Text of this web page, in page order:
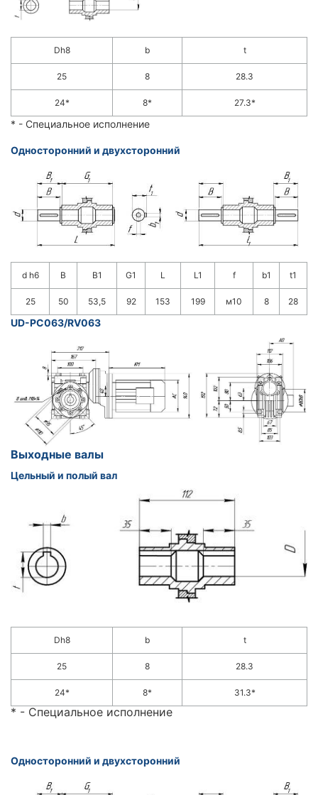
Dh8 b t
25 8 28.3
24* 8* 27.3*
* - Специальное исполнение
Односторонний и двухсторонний
d h6 B B1 G1 L L1 f b1 t1
25 50 53,5 92 153 199 м10 8 28
UD-PC063/RV063
Выходные валы
Цельный и полый вал
Dh8 b t
25 8 28.3
24* 8* 31.3*
* - Специальное исполнение
Односторонний и двухсторонний